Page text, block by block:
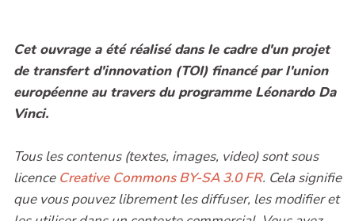
Cet ouvrage a été réalisé dans le cadre d'un projet
de transfert d'innovation (TOI) financé par l'union
européenne au travers du programme Léonardo Da
Vinci.
Tous les contenus (textes, images, video) sont sous
licence Creative Commons BY-SA 3.0 FR. Cela signifie
que vous pouvez librement les diffuser, les modifier et